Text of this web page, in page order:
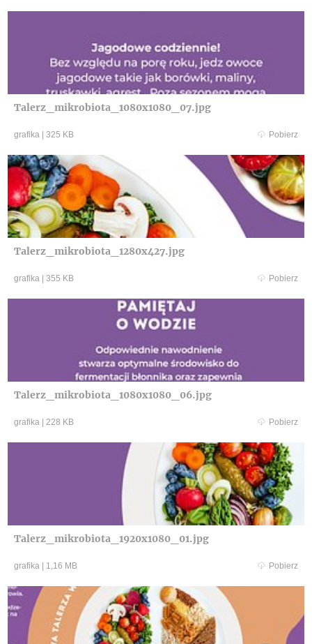
Talerz_mikrobiota_1080x1080_07.jpg
grafika 325 KB Pobierz
Talerz_mikrobiota_1280x427.jpg
grafika 355 KB Pobierz
Talerz_mikrobiota_1080x1080_06.jpg
grafika 228 KB Pobierz
Talerz_mikrobiota_1920x1080_01.jpg
grafika 1,16 MB Pobierz